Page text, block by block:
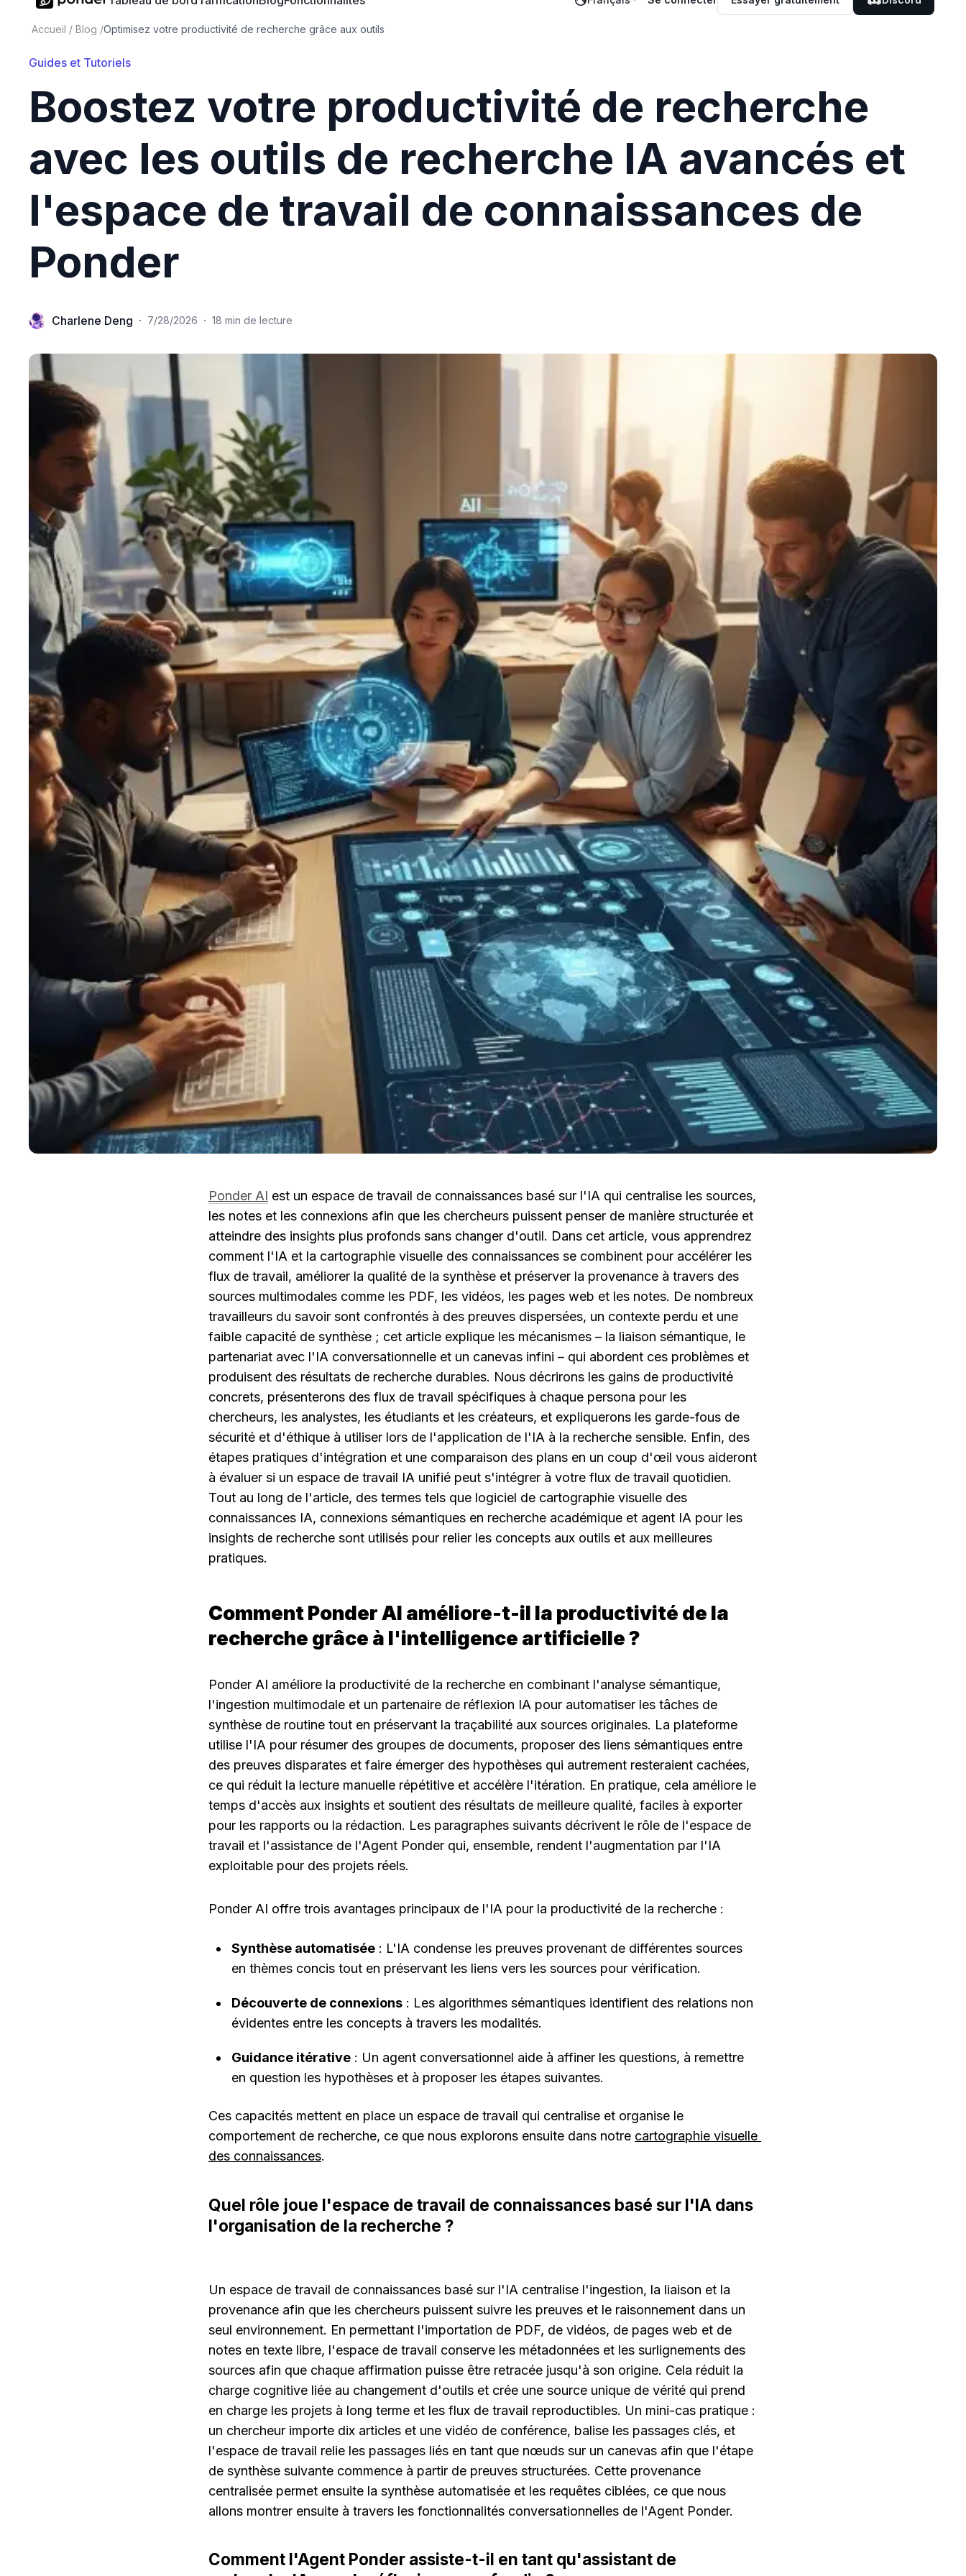
Accueil / Blog /Optimisez votre productivité de recherche grâce aux outils
Guides et Tutoriels
Boostez votre productivité de recherche
avec les outils de recherche IA avancés et
l'espace de travail de connaissances de
Ponder
Charlene Deng · 7/28/2026 · 18 min de lecture
Ponder AI est un espace de travail de connaissances basé sur l'IA qui centralise les sources,
les notes et les connexions afin que les chercheurs puissent penser de manière structurée et
atteindre des insights plus profonds sans changer d'outil. Dans cet article, vous apprendrez
comment l'IA et la cartographie visuelle des connaissances se combinent pour accélérer les
flux de travail, améliorer la qualité de la synthèse et préserver la provenance à travers des
sources multimodales comme les PDF, les vidéos, les pages web et les notes. De nombreux
travailleurs du savoir sont confrontés à des preuves dispersées, un contexte perdu et une
faible capacité de synthèse ; cet article explique les mécanismes – la liaison sémantique, le
partenariat avec l'IA conversationnelle et un canevas infini – qui abordent ces problèmes et
produisent des résultats de recherche durables. Nous décrirons les gains de productivité
concrets, présenterons des flux de travail spécifiques à chaque persona pour les
chercheurs, les analystes, les étudiants et les créateurs, et expliquerons les garde-fous de
sécurité et d'éthique à utiliser lors de l'application de l'IA à la recherche sensible. Enfin, des
étapes pratiques d'intégration et une comparaison des plans en un coup d'œil vous aideront
à évaluer si un espace de travail IA unifié peut s'intégrer à votre flux de travail quotidien.
Tout au long de l'article, des termes tels que logiciel de cartographie visuelle des
connaissances IA, connexions sémantiques en recherche académique et agent IA pour les
insights de recherche sont utilisés pour relier les concepts aux outils et aux meilleures
pratiques.
Comment Ponder AI améliore-t-il la productivité de la
recherche grâce à l'intelligence artificielle ?
Ponder AI améliore la productivité de la recherche en combinant l'analyse sémantique,
l'ingestion multimodale et un partenaire de réflexion IA pour automatiser les tâches de
synthèse de routine tout en préservant la traçabilité aux sources originales. La plateforme
utilise l'IA pour résumer des groupes de documents, proposer des liens sémantiques entre
des preuves disparates et faire émerger des hypothèses qui autrement resteraient cachées,
ce qui réduit la lecture manuelle répétitive et accélère l'itération. En pratique, cela améliore le
temps d'accès aux insights et soutient des résultats de meilleure qualité, faciles à exporter
pour les rapports ou la rédaction. Les paragraphes suivants décrivent le rôle de l'espace de
travail et l'assistance de l'Agent Ponder qui, ensemble, rendent l'augmentation par l'IA
exploitable pour des projets réels.
Ponder AI offre trois avantages principaux de l'IA pour la productivité de la recherche :
Synthèse automatisée : L'IA condense les preuves provenant de différentes sources
en thèmes concis tout en préservant les liens vers les sources pour vérification.
Découverte de connexions : Les algorithmes sémantiques identifient des relations non
évidentes entre les concepts à travers les modalités.
Guidance itérative : Un agent conversationnel aide à affiner les questions, à remettre
en question les hypothèses et à proposer les étapes suivantes.
Ces capacités mettent en place un espace de travail qui centralise et organise le
comportement de recherche, ce que nous explorons ensuite dans notre cartographie visuelle
des connaissances.
Quel rôle joue l'espace de travail de connaissances basé sur l'IA dans
l'organisation de la recherche ?
Un espace de travail de connaissances basé sur l'IA centralise l'ingestion, la liaison et la
provenance afin que les chercheurs puissent suivre les preuves et le raisonnement dans un
seul environnement. En permettant l'importation de PDF, de vidéos, de pages web et de
notes en texte libre, l'espace de travail conserve les métadonnées et les surlignements des
sources afin que chaque affirmation puisse être retracée jusqu'à son origine. Cela réduit la
charge cognitive liée au changement d'outils et crée une source unique de vérité qui prend
en charge les projets à long terme et les flux de travail reproductibles. Un mini-cas pratique :
un chercheur importe dix articles et une vidéo de conférence, balise les passages clés, et
l'espace de travail relie les passages liés en tant que nœuds sur un canevas afin que l'étape
de synthèse suivante commence à partir de preuves structurées. Cette provenance
centralisée permet ensuite la synthèse automatisée et les requêtes ciblées, ce que nous
allons montrer ensuite à travers les fonctionnalités conversationnelles de l'Agent Ponder.
Comment l'Agent Ponder assiste-t-il en tant qu'assistant de